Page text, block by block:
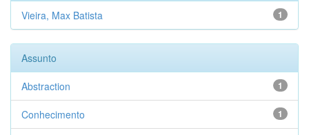
1
Vieira, Max Batista
Assunto
1
Abstraction
1
Conhecimento